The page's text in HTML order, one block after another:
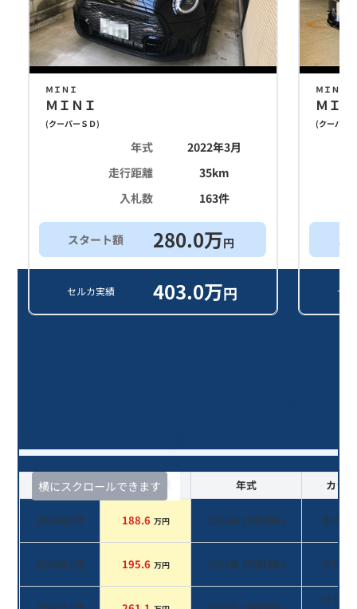
ＭＩＮＩ
ＭＩＮＩ
(クーパーＳＤ)
年式
2022年3月
走行距離
35km
入札数
163件
スタート額 280.0万円
セルカ実績 403.0万円
ＭＩＮＩ
ＭＩ
(クーパー
ス
セ
横にスクロールできます
査定時期 セルカ実績 年式 カラー
2026年6月 188.6 万円 2021年 (令和3年) その他
2026年1月 195.6 万円 2021年 (令和3年) グレー
ブラッ